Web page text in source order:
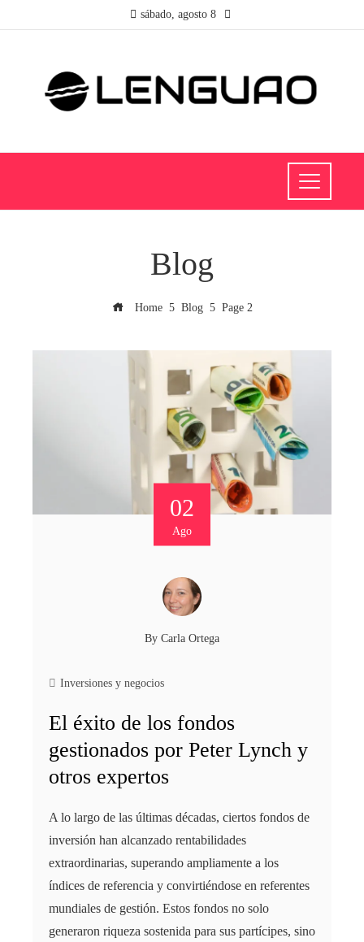
sábado, agosto 8
Blog
Home Blog Page 2
02
Ago
By Carla Ortega
Inversiones y negocios
El éxito de los fondos
gestionados por Peter Lynch y
otros expertos
A lo largo de las últimas décadas, ciertos fondos de
inversión han alcanzado rentabilidades
extraordinarias, superando ampliamente a los
índices de referencia y convirtiéndose en referentes
mundiales de gestión. Estos fondos no solo
generaron riqueza sostenida para sus partícipes, sino